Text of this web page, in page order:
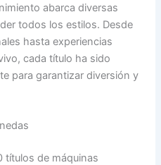
abarca diversas
todos los estilos. Desde
hasta experiencias
cada título ha sido
para garantizar diversión y
títulos de máquinas